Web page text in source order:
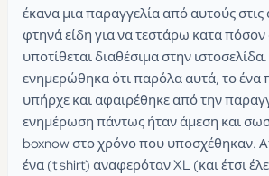
έκανα μια παραγγελία από αυτούς στις
φτηνά είδη για να τεστάρω κατα πόσον
υποτίθεται διαθέσιμα στην
ενημερώθηκα ότι παρόλα αυτά, το ένα
υπήρχε και αφαιρέθηκε από την
ενημέρωση πάντως ήταν άμεση και
boxnow στο χρόνο που υποσχέθηκαν.
ένα (t shirt) αναφερόταν XL (και έτσι